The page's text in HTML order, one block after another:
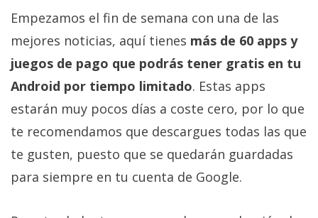
Profesional
+
Más
temas
Sorteos
Foros
Empezamos el fin de semana con una de las
mejores noticias, aquí tienes más de 60 apps y
juegos de pago que podrás tener gratis en tu
Android por tiempo limitado. Estas apps
estarán muy pocos días a coste cero, por lo que
te recomendamos que descargues todas las que
te gusten, puesto que se quedarán guardadas
para siempre en tu cuenta de Google.